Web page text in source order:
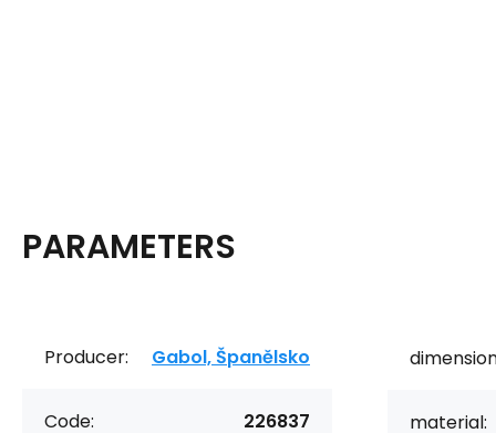
PARAMETERS
Producer: Gabol, Španělsko
Code: 226837 material: